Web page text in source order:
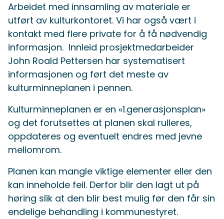
Arbeidet med innsamling av materiale er
utført av kulturkontoret. Vi har også vært i
kontakt med flere private for å få nødvendig
informasjon. Innleid prosjektmedarbeider
John Roald Pettersen har systematisert
informasjonen og ført det meste av
kulturminneplanen i pennen.
Kulturminneplanen er en «1.generasjonsplan»
og det forutsettes at planen skal rulleres,
oppdateres og eventuelt endres med jevne
mellomrom.
Planen kan mangle viktige elementer eller den
kan inneholde feil. Derfor blir den lagt ut på
høring slik at den blir best mulig før den får sin
endelige behandling i kommunestyret.